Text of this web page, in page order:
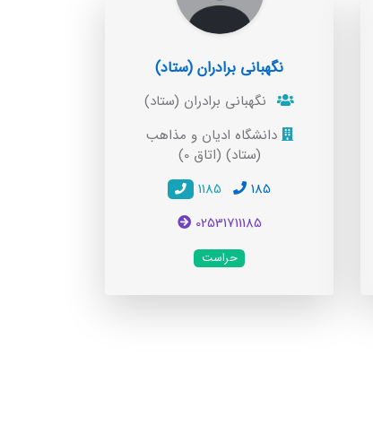
نگهبانی برادران (ستاد)
نگهبانی برادران (ستاد)
دانشگاه ادیان و مذاهب
(ستاد) (اتاق 0)
185
1185
02531711185
حراست